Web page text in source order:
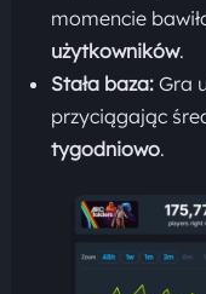
momencie
użytkowników.
Stała baza:Gra
przyciągając
tygodniowo.